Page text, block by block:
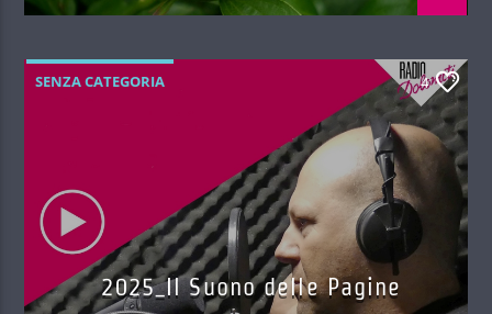
SENZA CATEGORIA 4
2025_Il Suono delle Pagine